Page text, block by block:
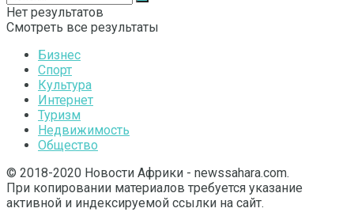
Нет результатов
Смотреть все результаты
Бизнес
Спорт
Культура
Интернет
Туризм
Недвижимость
Общество
© 2018-2020 Новости Африки - newssahara.com.
При копировании материалов требуется указание
активной и индексируемой ссылки на сайт.